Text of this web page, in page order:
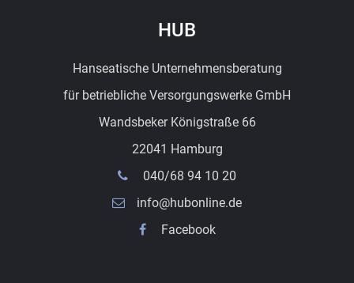
HUB
Hanseatische Unternehmensberatung
für betriebliche Versorgungswerke GmbH
Wandsbeker Königstraße 66
22041 Hamburg
040/68 94 10 20
info@hubonline.de
Facebook